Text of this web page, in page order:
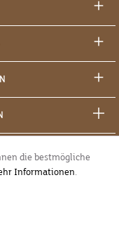
die bestmögliche
Informationen.